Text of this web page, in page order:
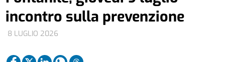
8 LUGLIO 2026
incontro sulla prevenzione